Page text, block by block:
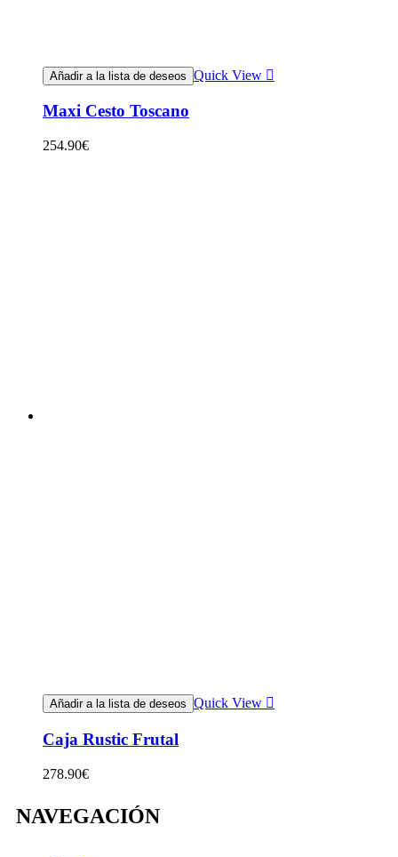
Añadir a la lista de deseos Quick View
Maxi Cesto Toscano
254.90€
Añadir a la lista de deseos Quick View
Caja Rustic Frutal
278.90€
NAVEGACIÓN